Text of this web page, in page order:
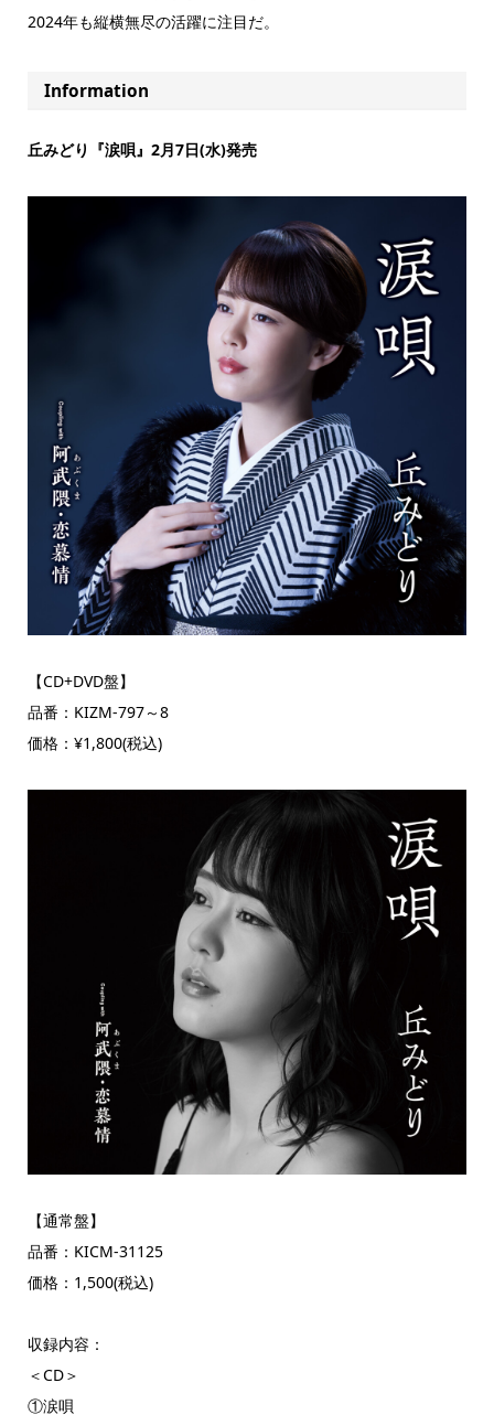
2024年も縦横無尽の活躍に注目だ。
Information
丘みどり『涙唄』2月7日(水)発売
【CD+DVD盤】
品番：KIZM-797～8
価格：¥1,800(税込)
【通常盤】
品番：KICM-31125
価格：1,500(税込)
収録内容：
＜CD＞
①涙唄